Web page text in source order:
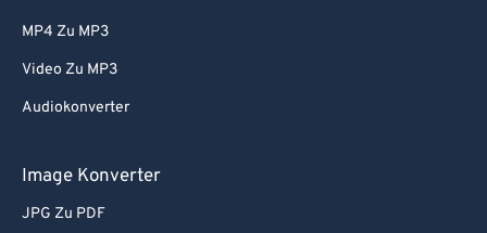
MP4 Zu MP3
Video Zu MP3
Audiokonverter
Image Konverter
JPG Zu PDF